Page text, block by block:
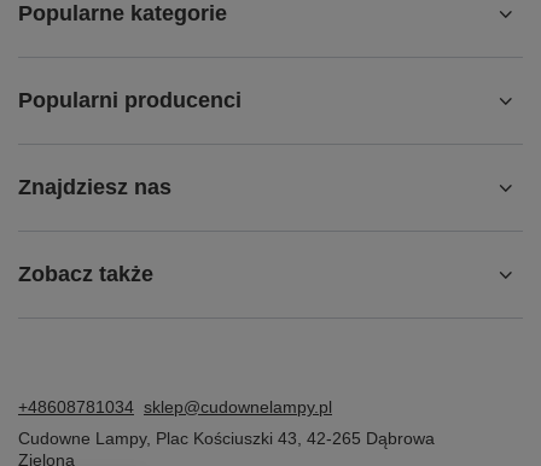
Popularne kategorie
Popularni producenci
Znajdziesz nas
Zobacz także
+48608781034 sklep@cudownelampy.pl
Cudowne Lampy, Plac Kościuszki 43 42-265 Dąbrowa
Zielona